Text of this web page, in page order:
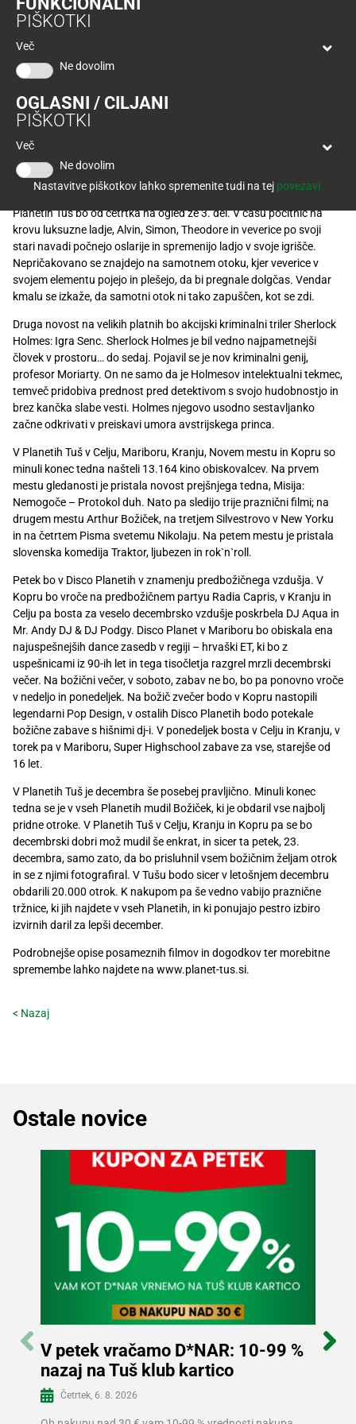
PIŠKOTKI
Več
Ne dovolim
OGLASNI / CILJANI
PIŠKOTKI
Več
Ne dovolim
Nastavitve piškotkov lahko spremenite tudi na tej povezavi.
Ponudba
velja
30.
2026
POGLEJTE IZDELKE
četrtkova novost Misija: Nemogoče – Protokol duh.
mariborskem bo v petek nastopila hrvaška dance
zasedba ET, v koprskem pa v nedeljo zvečer Pop
Design. Planete Tuš je že obiskal Božiček, ki bo letos
v Tuševih trgovinah obdaril 20.000 otrok.
Leta 2007 je globalni fenomen mnogih generacij, imenovan Alvin in
veverički, postal igrano-risani film s sodobnim komičnim izrazom. V
Planetih Tuš bo od četrtka na ogled že 3. del. V času počitnic na
krovu luksuzne ladje, Alvin, Simon, Theodore in veverice po svoji
stari navadi počnejo oslarije in spremenijo ladjo v svoje igrišče.
Nepričakovano se znajdejo na samotnem otoku, kjer veverice v
svojem elementu pojejo in plešejo, da bi pregnale dolgčas. Vendar
kmalu se izkaže, da samotni otok ni tako zapuščen, kot se zdi.
Druga novost na velikih platnih bo akcijski kriminalni triler Sherlock
Holmes: Igra Senc. Sherlock Holmes je bil vedno najpametnejši
človek v prostoru… do sedaj. Pojavil se je nov kriminalni genij,
profesor Moriarty. On ne samo da je Holmesov intelektualni tekmec,
temveč pridobiva prednost pred detektivom s svojo hudobnostjo in
brez kančka slabe vesti. Holmes njegovo usodno sestavljanko
začne odkrivati v preiskavi umora avstrijskega princa.
V Planetih Tuš v Celju, Mariboru, Kranju, Novem mestu in Kopru so
minuli konec tedna našteli 13.164 kino obiskovalcev. Na prvem
mestu gledanosti je pristala novost prejšnjega tedna, Misija:
Nemogoče – Protokol duh. Nato pa sledijo trije praznični filmi; na
drugem mestu Arthur Božiček, na tretjem Silvestrovo v New Yorku
in na četrtem Pisma svetemu Nikolaju. Na petem mestu je pristala
slovenska komedija Traktor, ljubezen in rok`n`roll.
Petek bo v Disco Planetih v znamenju predbožičnega vzdušja. V
Kopru bo vroče na predbožičnem partyu Radia Capris, v Kranju in
Celju pa bosta za veselo decembrsko vzdušje poskrbela DJ Aqua in
Mr. Andy DJ & DJ Podgy. Disco Planet v Mariboru bo obiskala ena
najuspešnejših dance zasedb v regiji – hrvaški ET, ki bo z
uspešnicami iz 90-ih let in tega tisočletja razgrel mrzli decembrski
večer. Na božični večer, v soboto, zabav ne bo, bo pa ponovno vroče
v nedeljo in ponedeljek. Na božič zvečer bodo v Kopru nastopili
legendarni Pop Design, v ostalih Disco Planetih bodo potekale
božične zabave s hišnimi dj-i. V ponedeljek bosta v Celju in Kranju, v
torek pa v Mariboru, Super Highschool zabave za vse, starejše od
16 let.
V Planetih Tuš je decembra še posebej pravljično. Minuli konec
tedna se je v vseh Planetih mudil Božiček, ki je obdaril vse najbolj
pridne otroke. V Planetih Tuš v Celju, Kranju in Kopru pa se bo
decembrski dobri mož mudil še enkrat, in sicer ta petek, 23.
decembra, samo zato, da bo prisluhnil vsem božičnim željam otrok
in se z njimi fotografiral. V Tušu bodo sicer v letošnjem decembru
obdarili 20.000 otrok. K nakupom pa še vedno vabijo praznične
tržnice, ki jih najdete v vseh Planetih, in ki ponujajo pestro izbiro
izvirnih daril za lepši december.
Podrobnejše opise posameznih filmov in dogodkov ter morebitne
spremembe lahko najdete na www.planet-tus.si.
< Nazaj
Ostale novice
Več informacij
V petek vračamo D*NAR: 10-99 %
nazaj na Tuš klub kartico
Četrtek, 6. 8. 2026